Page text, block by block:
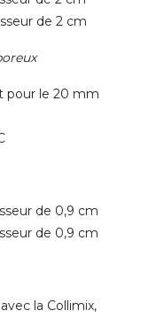
de 2 cm
pour le 20 mm
de 0,9 cm
de 0,9 cm
la Collimix,